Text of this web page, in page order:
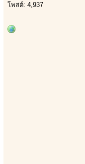
โพสต์: 4,937